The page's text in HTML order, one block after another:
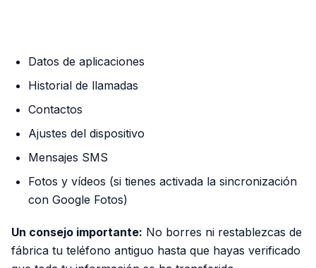
Datos de aplicaciones
Historial de llamadas
Contactos
Ajustes del dispositivo
Mensajes SMS
Fotos y vídeos (si tienes activada la sincronización
con Google Fotos)
Un consejo importante: No borres ni restablezcas de
fábrica tu teléfono antiguo hasta que hayas verificado